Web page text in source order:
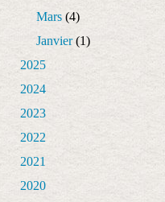
Mars (4)
Janvier(1)
2025
2024
2023
2022
2021
2020